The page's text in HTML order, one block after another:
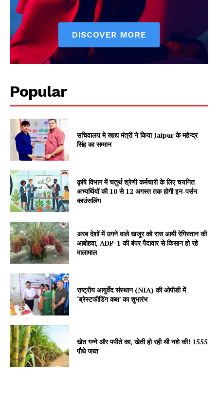
Vishwasniya Hindi Akhbaar
SUBSCRIBE NOW
Company
About
Contact us
Subscription Plans
My account
Popular
सचिवालय मे खाद्य मंत्री ने किया Jaipur के महेन्द्र
सिंह का सम्मान
कृषि विभाग में चतुर्थ श्रेणी कर्मचारी के लिए चयनित
अभ्यर्थियों की 10 से 12 अगस्त तक होगी इन-पर्सन
काउंसलिंग
अरब देशों में उगने वाले खजूर को रास आयी रेगिस्तान की
आबोहवा, ADP-1 की बंपर पैदावार से किसान हो रहे
मालामाल
राष्ट्रीय आयुर्वेद संस्थान (NIA) की ओपीडी में
‘ब्रेस्टफीडिंग कक्ष’ का शुभारंभ
खेत गन्ने और पपीते का, खेती हो रही थी नशे की! 1555
पौधे जब्त